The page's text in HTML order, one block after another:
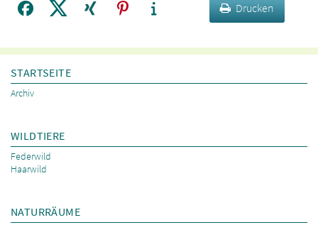
Drucken
STARTSEITE
Archiv
WILDTIERE
Federwild
Haarwild
NATURRÄUME